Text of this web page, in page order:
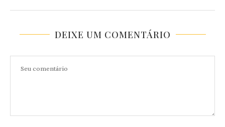
DEIXE UM COMENTÁRIO